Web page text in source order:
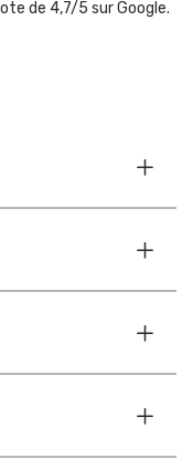
de 4,7/5 sur Google.